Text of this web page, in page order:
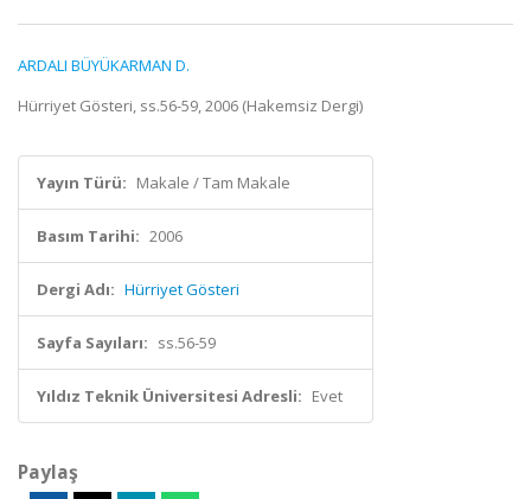
ARDALI BÜYÜKARMAN D.
Hürriyet Gösteri, ss.56-59, 2006 (Hakemsiz Dergi)
Yayın Türü: Makale / Tam Makale
Basım Tarihi: 2006
Dergi Adı: Hürriyet Gösteri
Sayfa Sayıları: ss.56-59
Yıldız Teknik Üniversitesi Adresli: Evet
Paylaş